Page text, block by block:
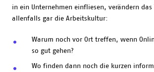
in ein Unternehmen einfliesen, verändern das
allenfalls gar die Arbeitskultur:
Warum noch vor Ort treffen, wenn
so gut gehen?
Wo finden dann noch die kurzen